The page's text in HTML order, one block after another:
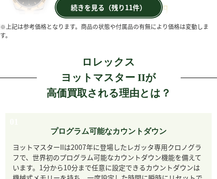
参考買取価格 2,150,000 円
※上記は参考価格となります。商品の状態や付属品の有無により価格は変動しま
す。
続きを見る（残り11件）
ロレックス
ヨットマスター IIが
高価買取される理由とは？
プログラム可能なカウントダウン
ヨットマスターIIは2007年に登場したレガッタ専用クロノグラ
フで、世界初のプログラム可能なカウントダウン機能を備えて
います。1分から10分まで任意に設定できるカウントダウンは